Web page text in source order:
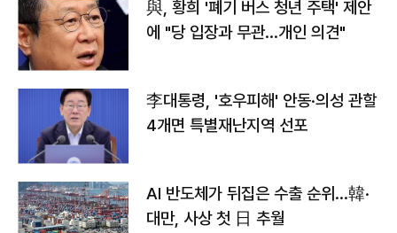
與, 황희 '폐기 버스 청년 주택' 제안
에 "당 입장과 무관…개인 의견"
李대통령, '호우피해' 안동·의성 관할
4개면 특별재난지역 선포
AI 반도체가 뒤집은 수출 순위…韓·
대만, 사상 첫 日 추월